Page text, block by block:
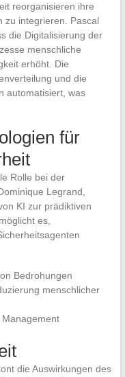
reorganisieren ihre
zu integrieren. Pascal
die Digitalisierung der
menschliche
erhöht. Die
und die
automatisiert, was
für
Rolle bei der
Legrand,
KI zur prädiktiven
es,
Bedrohungen
menschlicher
die Auswirkungen des